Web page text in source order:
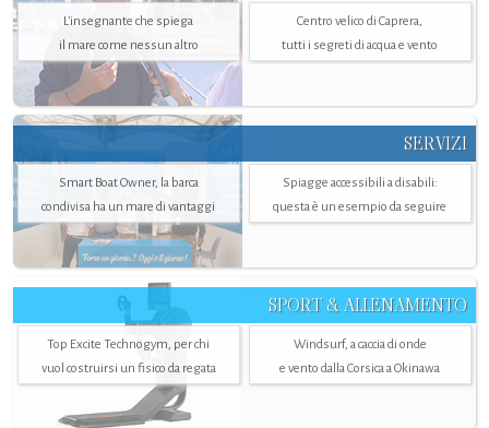
L'insegnante che spiega
il mare come nessun altro
Centro velico di Caprera,
tutti i segreti di acqua e vento
SERVIZI
Smart Boat Owner, la barca
condivisa ha un mare di vantaggi
Spiagge accessibili a disabili:
questa è un esempio da seguire
SPORT & ALLENAMENTO
Top Excite Technogym, per chi
vuol costruirsi un fisico da regata
Windsurf, a caccia di onde
e vento dalla Corsica a Okinawa